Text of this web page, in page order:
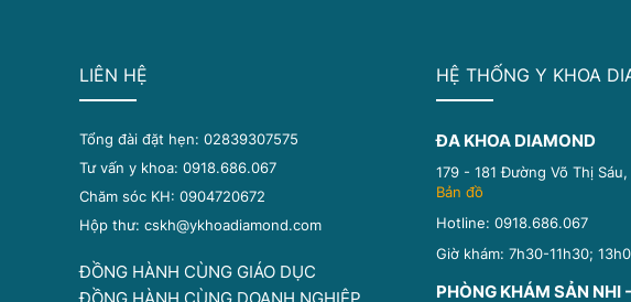
LIÊN HỆ
Tổng đài đặt hẹn: 02839307575
Tư vấn y khoa: 0918.686.067
Chăm sóc KH: 0904720672
Hộp thư: cskh@ykhoadiamond.com
ĐỒNG HÀNH CÙNG GIÁO DỤC
HỆ THỐNG Y KHOA
ĐA KHOA DIAMOND
179 - 181 Đường Võ Thị
Bản đồ
Hotline: 0918.686.067
Giờ khám: 7h30-11h30;
PHÒNG KHÁM SẢN